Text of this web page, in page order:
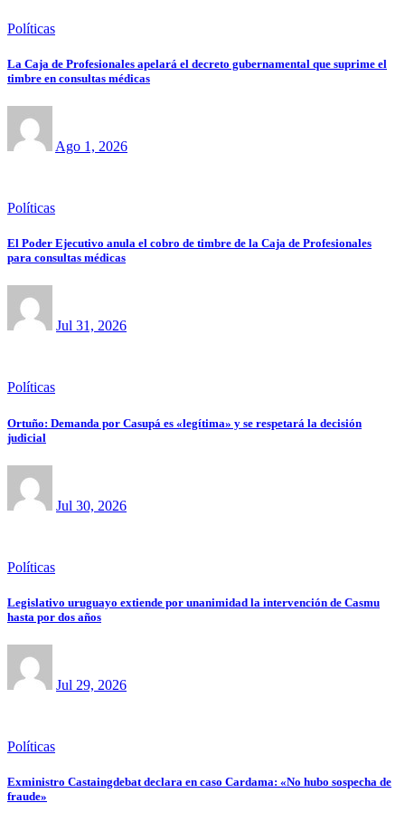
Políticas
La Caja de Profesionales apelará el decreto gubernamental que suprime el
timbre en consultas médicas
Ago 1, 2026
Políticas
El Poder Ejecutivo anula el cobro de timbre de la Caja de Profesionales
para consultas médicas
Jul 31, 2026
Políticas
Ortuño: Demanda por Casupá es «legítima» y se respetará la decisión
judicial
Jul 30, 2026
Políticas
Legislativo uruguayo extiende por unanimidad la intervención de Casmu
hasta por dos años
Jul 29, 2026
Políticas
Exministro Castaingdebat declara en caso Cardama: «No hubo sospecha de
fraude»